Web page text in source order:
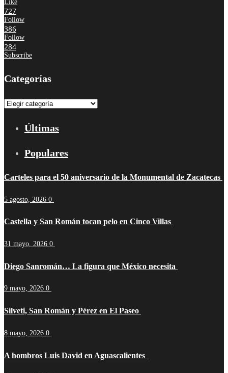
Like
727
Follow
386
Follow
284
Subscribe
Categorías
Categorías
Últimas
Populares
Carteles para el 50 aniversario de la Monumental de Zacatecas
5 agosto, 2026 0
Castella y San Román tocan pelo en Cinco Villas
31 mayo, 2026 0
Diego Sanromán… La figura que México necesita
9 mayo, 2026 0
Silveti, San Román y Pérez en El Paseo
8 mayo, 2026 0
A hombros Luis David en Aguascalientes